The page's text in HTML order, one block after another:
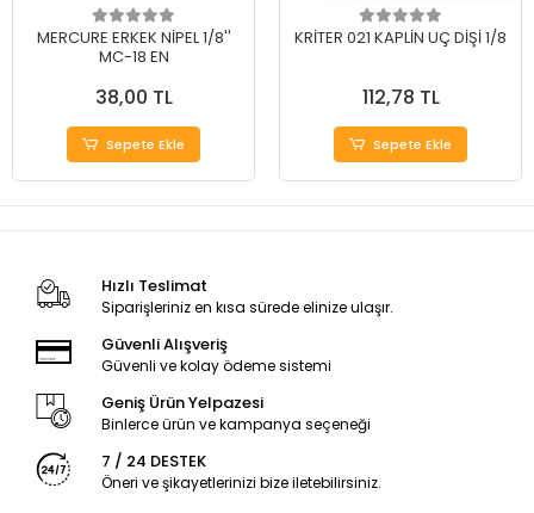
MERCURE ERKEK NİPEL 1/8''
MC-18 EN
38,00 TL
Sepete Ekle
KRİTER 021 KAPLİN UÇ DİŞİ 1/8
112,78 TL
Sepete Ekle
Hızlı Teslimat
Siparişleriniz en kısa sürede elinize ulaşır.
Güvenli Alışveriş
Güvenli ve kolay ödeme sistemi
Geniş Ürün Yelpazesi
Binlerce ürün ve kampanya seçeneği
7 / 24 DESTEK
Öneri ve şikayetlerinizi bize iletebilirsiniz.